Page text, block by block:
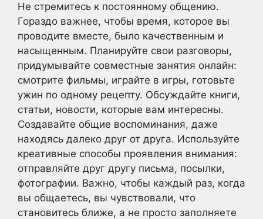
Не стремитесь к постоянному общению.
Гораздо важнее, чтобы время, которое вы
проводите вместе, было качественным и
насыщенным. Планируйте свои разговоры,
придумывайте совместные занятия онлайн:
смотрите фильмы, играйте в игры, готовьте
ужин по одному рецепту. Обсуждайте книги,
статьи, новости, которые вам интересны.
Создавайте общие воспоминания, даже
находясь далеко друг от друга. Используйте
креативные способы проявления внимания:
отправляйте друг другу письма, посылки,
фотографии. Важно, чтобы каждый раз, когда
вы общаетесь, вы чувствовали, что
становитесь ближе, а не просто заполняете